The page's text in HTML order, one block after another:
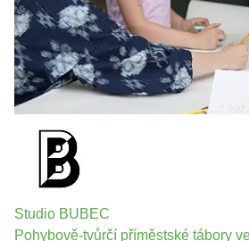
Studio BUBEC
Pohybově-tvůrčí příměstské tábory